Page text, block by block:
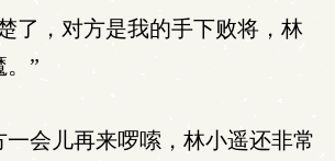
了，对方是我的手下败将，林
。”
会儿再来啰嗦，林小遥还非常